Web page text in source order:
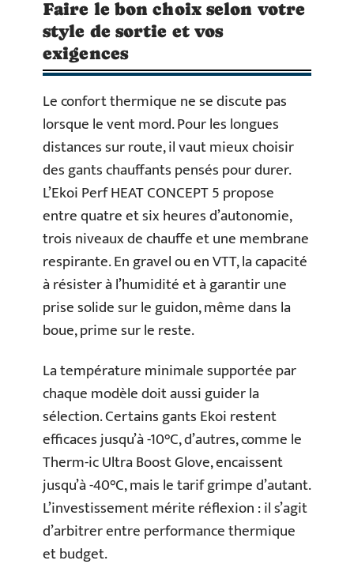
Faire le bon choix selon votre
style de sortie et vos
exigences
Le confort thermique ne se discute pas
lorsque le vent mord. Pour les longues
distances sur route, il vaut mieux choisir
des gants chauffants pensés pour durer.
L’Ekoi Perf HEAT CONCEPT 5 propose
entre quatre et six heures d’autonomie,
trois niveaux de chauffe et une membrane
respirante. En gravel ou en VTT, la capacité
à résister à l’humidité et à garantir une
prise solide sur le guidon, même dans la
boue, prime sur le reste.
La température minimale supportée par
chaque modèle doit aussi guider la
sélection. Certains gants Ekoi restent
efficaces jusqu’à -10°C, d’autres, comme le
Therm-ic Ultra Boost Glove, encaissent
jusqu’à -40°C, mais le tarif grimpe d’autant.
L’investissement mérite réflexion : il s’agit
d’arbitrer entre performance thermique
et budget.